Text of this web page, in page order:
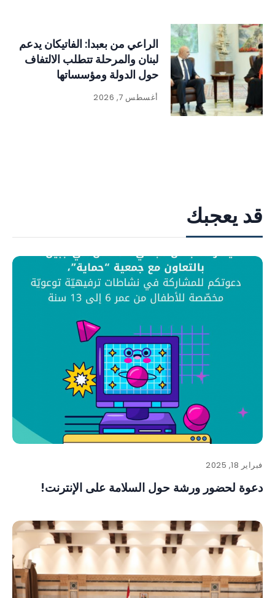
الراعي من بعبدا: الفاتيكان يدعم
لبنان والمرحلة تتطلب الالتفاف
حول الدولة ومؤسساتها
أغسطس 7, 2026
قد يعجبك
فبراير 18, 2025
دعوة لحضور ورشة حول السلامة على الإنترنت!